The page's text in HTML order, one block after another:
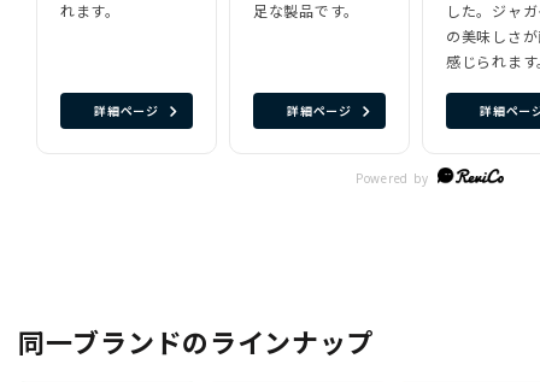
詳細ページ
れます。
詳細ページ
足な製品です。
詳細ペー
した。ジャ
の美味しさ
感じられま
同一ブランドのラインナップ